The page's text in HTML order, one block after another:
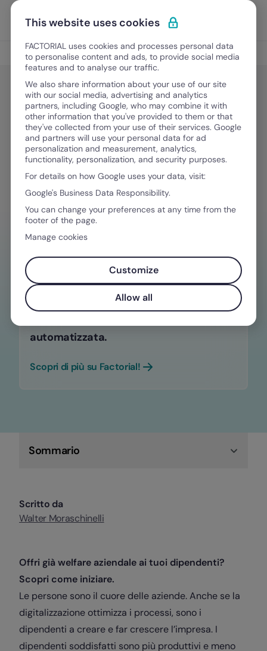
Vai al contenuto
Scopri Factorial
Gestione Finanziaria
Gestione Finanziaria
Welfare Aziendale: come creare
impatto in azienda, vantaggi e
benefici [+ guida]
16 Marzo, 2026·12 minuti di lettura
HAI BISOGNO D'AIUTO NELLA GESTIONE
FINANZIARIA?
Non accontentarti soltanto di gestire le
spese aziendali. Fallo velocemente,
automatizzata.
Scopri di più su Factorial!
Sommario
Scritto da
Walter Moraschinelli
Offri già welfare aziendale ai tuoi dipendenti?
Scopri come iniziare.
Le persone sono il cuore delle aziende. Anche se la
digitalizzazione ottimizza i processi, sono i
dipendenti a creare e far crescere l’impresa. I
dipendenti soddisfatti sono più produttivi e meno
This website uses cookies
FACTORIAL uses cookies and processes personal data
to personalise content and ads, to provide social media
features and to analyse our traffic.
We also share information about your use of our site
with our social media, advertising and analytics
partners, including Google, who may combine it with
other information that you've provided to them or that
they've collected from your use of their services. Google
and partners will use your personal data for ad
personalization and measurement, analytics,
functionality, personalization, and security purposes.
For details on how Google uses your data, visit:
Google's Business Data Responsibility.
You can change your preferences at any time from the
footer of the page.
Manage cookies
Customize
Allow all